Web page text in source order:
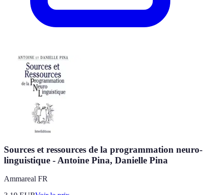
Sources et ressources de la programmation neuro-
linguistique - Antoine Pina, Danielle Pina
Ammareal FR